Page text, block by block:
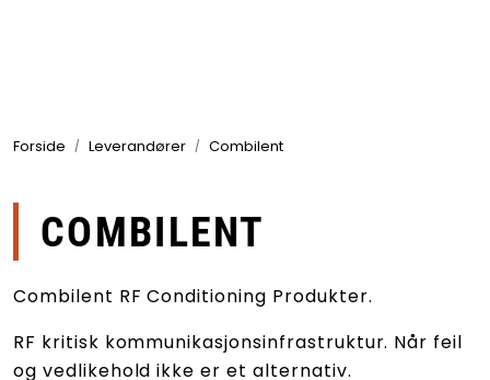
Forside Leverandører Combilent
COMBILENT
Combilent RF Conditioning Produkter.
RF kritisk kommunikasjonsinfrastruktur. Når feil
og vedlikehold ikke er et alternativ.
Bransjer
Leverandører